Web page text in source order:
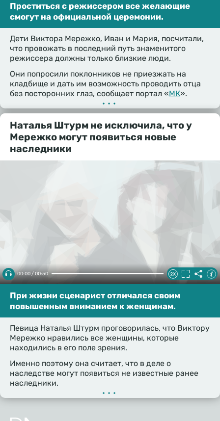
Проститься с режиссером все желающие
смогут на официальной церемонии.
Дети Виктора Мережко, Иван и Мария, посчитали,
что провожать в последний путь знаменитого
режиссера должны только близкие люди.
Они попросили поклонников не приезжать на
кладбище и дать им возможность проводить отца
без посторонних глаз, сообщает портал «МК».
•••
Наталья Штурм не исключила, что у
Мережко могут появиться новые
наследники
00:00 / 00:50
При жизни сценарист отличался своим
повышенным вниманием к женщинам.
Певица Наталья Штурм проговорилась, что Виктору
Мережко нравились все женщины, которые
находились в его поле зрения.
Именно поэтому она считает, что в деле о
наследстве могут появиться не известные ранее
наследники.
•••